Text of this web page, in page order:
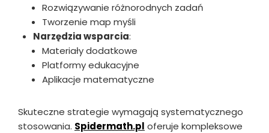
Rozwiązywanie różnorodnych zadań
Tworzenie map myśli
Narzędzia wsparcia:
Materiały dodatkowe
Platformy edukacyjne
Aplikacje matematyczne
Skuteczne strategie wymagają systematycznego
stosowania. Spidermath.pl oferuje kompleksowe